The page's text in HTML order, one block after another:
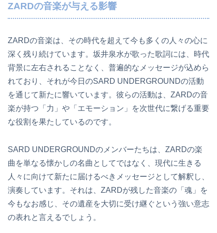
ZARDの音楽が与える影響
ZARDの音楽は、その時代を超えて今も多くの人々の心に
深く残り続けています。坂井泉水が歌った歌詞には、時代
背景に左右されることなく、普遍的なメッセージが込めら
れており、それが今日のSARD UNDERGROUNDの活動
を通じて新たに響いています。彼らの活動は、ZARDの音
楽が持つ「力」や「エモーション」を次世代に繋げる重要
な役割を果たしているのです。
SARD UNDERGROUNDのメンバーたちは、ZARDの楽
曲を単なる懐かしの名曲としてではなく、現代に生きる
人々に向けて新たに届けるべきメッセージとして解釈し、
演奏しています。それは、ZARDが残した音楽の「魂」を
今もなお感じ、その遺産を大切に受け継ぐという強い意志
の表れと言えるでしょう。